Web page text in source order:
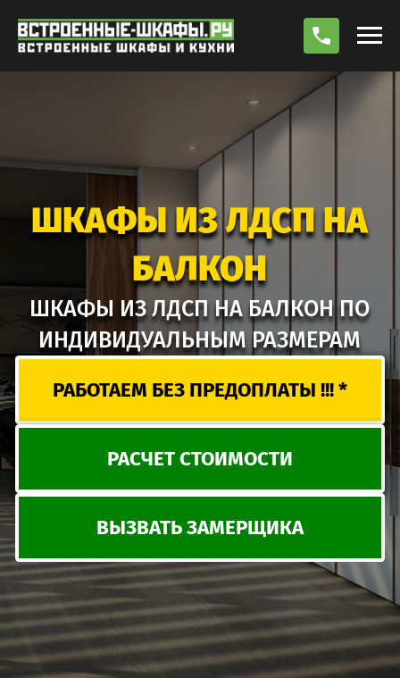
ШКАФЫ ИЗ ЛДСП НА
ШКАФЫ ИЗ ЛДСП НА БАЛКОН ПО
ИНДИВИДУАЛЬНЫМ РАЗМЕРАМ
РАБОТАЕМ БЕЗ ПРЕДОПЛАТЫ !!! *
РАСЧЕТ СТОИМОСТИ